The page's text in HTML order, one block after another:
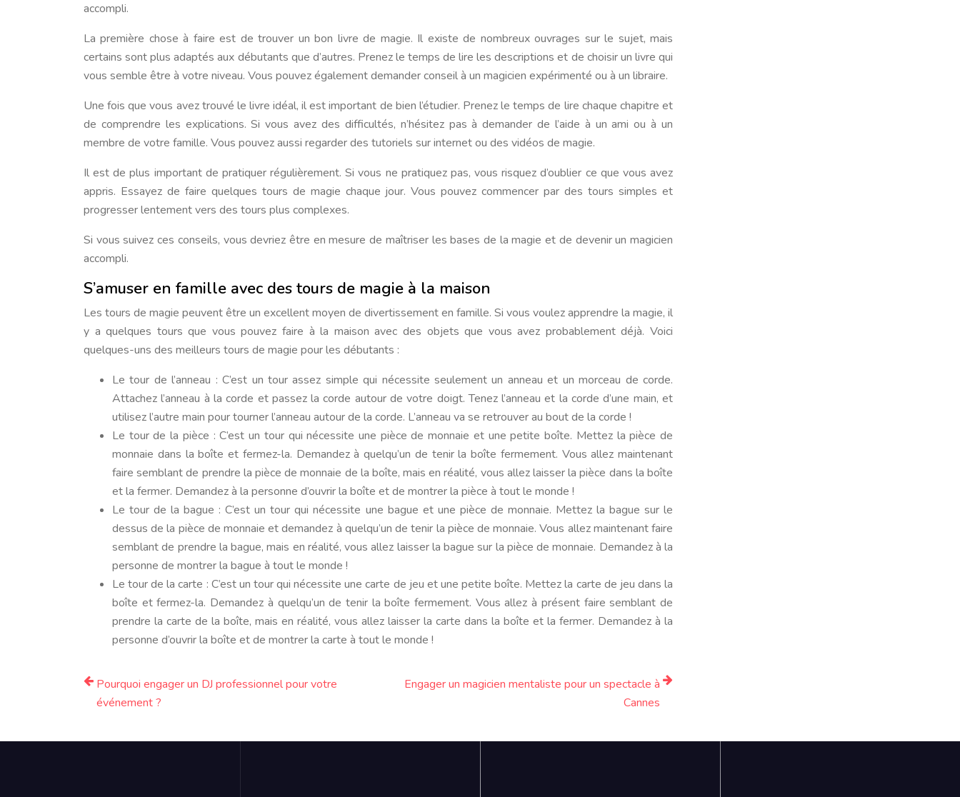
accompli.
La première chose à faire est de trouver un bon livre de magie. Il existe de nombreux ouvrages sur le sujet, mais
certains sont plus adaptés aux débutants que d’autres. Prenez le temps de lire les descriptions et de choisir un livre qui
vous semble être à votre niveau. Vous pouvez également demander conseil à un magicien expérimenté ou à un libraire.
Une fois que vous avez trouvé le livre idéal, il est important de bien l’étudier. Prenez le temps de lire chaque chapitre et
de comprendre les explications. Si vous avez des difficultés, n’hésitez pas à demander de l’aide à un ami ou à un
membre de votre famille. Vous pouvez aussi regarder des tutoriels sur internet ou des vidéos de magie.
Il est de plus important de pratiquer régulièrement. Si vous ne pratiquez pas, vous risquez d’oublier ce que vous avez
appris. Essayez de faire quelques tours de magie chaque jour. Vous pouvez commencer par des tours simples et
progresser lentement vers des tours plus complexes.
Si vous suivez ces conseils, vous devriez être en mesure de maîtriser les bases de la magie et de devenir un magicien
accompli.
S’amuser en famille avec des tours de magie à la maison
Les tours de magie peuvent être un excellent moyen de divertissement en famille. Si vous voulez apprendre la magie, il
y a quelques tours que vous pouvez faire à la maison avec des objets que vous avez probablement déjà. Voici
quelques-uns des meilleurs tours de magie pour les débutants :
Le tour de l’anneau : C’est un tour assez simple qui nécessite seulement un anneau et un morceau de corde.
Attachez l’anneau à la corde et passez la corde autour de votre doigt. Tenez l’anneau et la corde d’une main, et
utilisez l’autre main pour tourner l’anneau autour de la corde. L’anneau va se retrouver au bout de la corde !
Le tour de la pièce : C’est un tour qui nécessite une pièce de monnaie et une petite boîte. Mettez la pièce de
monnaie dans la boîte et fermez-la. Demandez à quelqu’un de tenir la boîte fermement. Vous allez maintenant
faire semblant de prendre la pièce de monnaie de la boîte, mais en réalité, vous allez laisser la pièce dans la boîte
et la fermer. Demandez à la personne d’ouvrir la boîte et de montrer la pièce à tout le monde !
Le tour de la bague : C’est un tour qui nécessite une bague et une pièce de monnaie. Mettez la bague sur le
dessus de la pièce de monnaie et demandez à quelqu’un de tenir la pièce de monnaie. Vous allez maintenant faire
semblant de prendre la bague, mais en réalité, vous allez laisser la bague sur la pièce de monnaie. Demandez à la
personne de montrer la bague à tout le monde !
Le tour de la carte : C’est un tour qui nécessite une carte de jeu et une petite boîte. Mettez la carte de jeu dans la
boîte et fermez-la. Demandez à quelqu’un de tenir la boîte fermement. Vous allez à présent faire semblant de
prendre la carte de la boîte, mais en réalité, vous allez laisser la carte dans la boîte et la fermer. Demandez à la
personne d’ouvrir la boîte et de montrer la carte à tout le monde !
Pourquoi engager un DJ professionnel pour votre
événement ?
Engager un magicien mentaliste pour un spectacle à
Cannes